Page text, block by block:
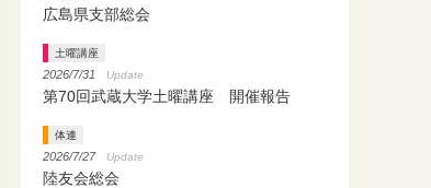
広島県支部総会
土曜講座
2026/7/31 Update
第70回武蔵大学土曜講座 開催報告
体連
2026/7/27 Update
陸友会総会